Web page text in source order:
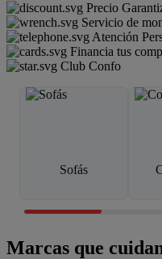
Precio
Servicio de
Atención
Financia tus
Club Confo
Sofás
Marcas que